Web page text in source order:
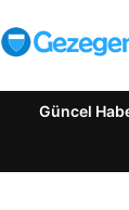
Güncel